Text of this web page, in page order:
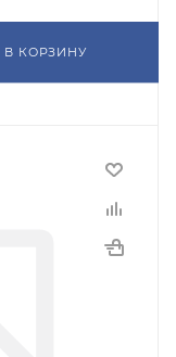
В КОРЗИНУ